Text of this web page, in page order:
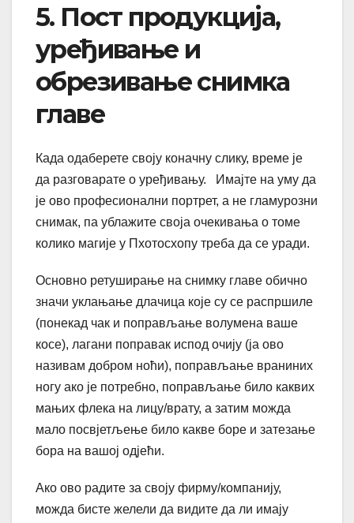
5. Пост продукција,
уређивање и
обрезивање снимка
главе
Када одаберете своју коначну слику, време је
да разговарате о уређивању. Имајте на уму да
је ово професионални портрет, а не гламурозни
снимак, па ублажите своја очекивања о томе
колико магије у Пхотосхопу треба да се уради.
Основно ретуширање на снимку главе обично
значи уклањање длачица које су се распршиле
(понекад чак и поправљање волумена ваше
косе), лагани поправак испод очију (ја ово
називам добром ноћи), поправљање враниних
ногу ако је потребно, поправљање било каквих
мањих флека на лицу/врату, а затим можда
мало посвјетљење било какве боре и затезање
бора на вашој одјећи.
Ако ово радите за своју фирму/компанију,
можда бисте желели да видите да ли имају